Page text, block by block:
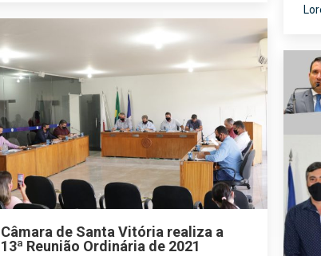
Câmara de Santa Vitória realiza a
13ª Reunião Ordinária de 2021